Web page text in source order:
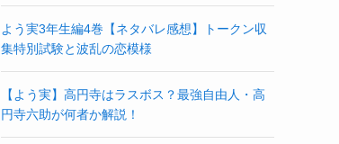
よう実3年生編4巻【ネタバレ感想】トークン収
集特別試験と波乱の恋模様
【よう実】高円寺はラスボス？最強自由人・高
円寺六助が何者か解説！